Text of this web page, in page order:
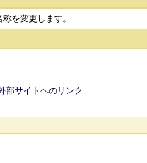
を変更します。